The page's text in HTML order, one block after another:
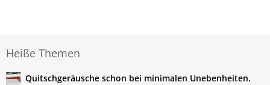
Heiße Themen
Quitschgeräusche schon bei minimalen Unebenheiten.